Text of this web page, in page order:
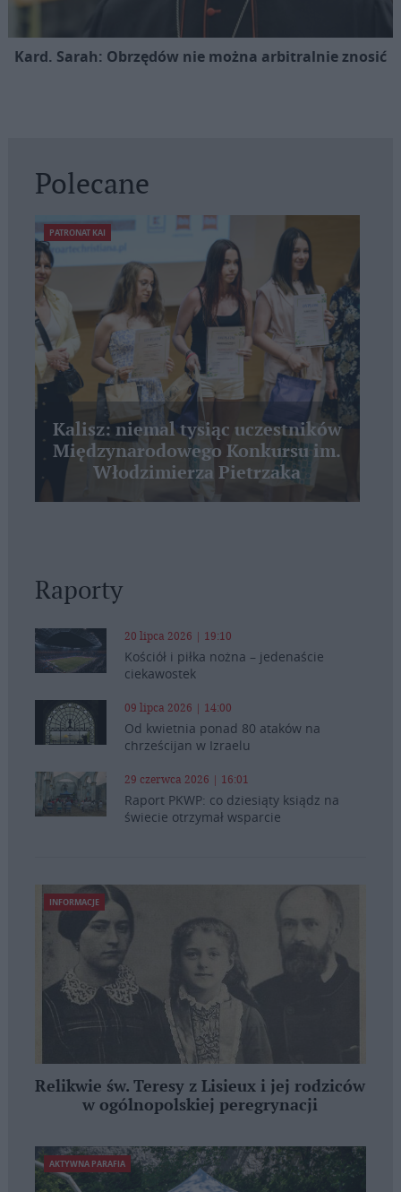
Kard. Sarah: Obrzędów nie można arbitralnie znosić
Polecane
PATRONAT KAI
Kalisz: niemal tysiąc uczestników
Międzynarodowego Konkursu im.
Włodzimierza Pietrzaka
Raporty
20 lipca 2026 | 19:10
Kościół i piłka nożna – jedenaście
ciekawostek
09 lipca 2026 | 14:00
Od kwietnia ponad 80 ataków na
chrześcijan w Izraelu
29 czerwca 2026 | 16:01
Raport PKWP: co dziesiąty ksiądz na
świecie otrzymał wsparcie
INFORMACJE
Relikwie św. Teresy z Lisieux i jej rodziców
w ogólnopolskiej peregrynacji
AKTYWNA PARAFIA